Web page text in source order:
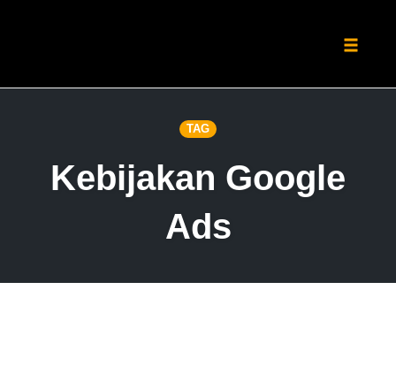
TAG
Kebijakan Google
Ads